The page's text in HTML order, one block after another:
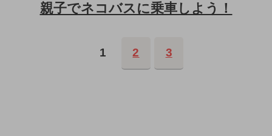
親子でネコバスに乗車しよう！
1 2 3